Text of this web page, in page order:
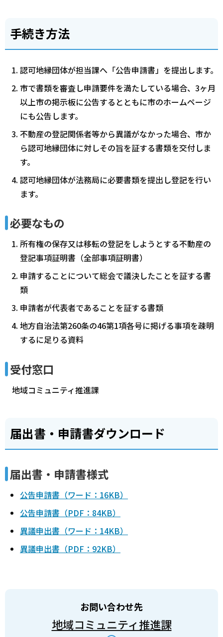
手続き方法
認可地縁団体が担当課へ「公告申請書」を提出します。
市で書類を審査し申請要件を満たしている場合、3ヶ月
以上市の掲示板に公告するとともに市のホームページ
にも公告します。
不動産の登記関係者等から異議がなかった場合、市か
ら認可地縁団体に対しその旨を証する書類を交付しま
す。
認可地縁団体が法務局に必要書類を提出し登記を行い
ます。
必要なもの
所有権の保存又は移転の登記をしようとする不動産の
登記事項証明書（全部事項証明書）
申請することについて総会で議決したことを証する書
類
申請者が代表者であることを証する書類
地方自治法第260条の46第1項各号に掲げる事項を疎明
するに足りる資料
受付窓口
地域コミュニティ推進課
届出書・申請書ダウンロード
届出書・申請書様式
公告申請書（ワード：16KB）
公告申請書（PDF：84KB）
異議申出書（ワード：14KB）
異議申出書（PDF：92KB）
お問い合わせ先
地域コミュニティ推進課